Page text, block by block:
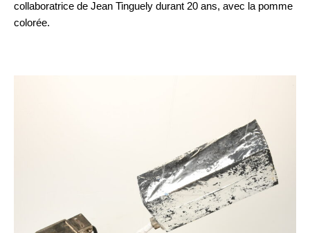
collaboratrice de Jean Tinguely durant 20 ans, avec la pomme
colorée.